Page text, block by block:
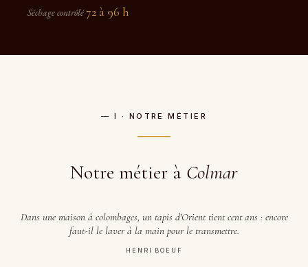
Séchage contrôlé72 à 96 h
— I · NOTRE MÉTIER
Notre métier à Colmar
Dans une maison à colombages, un tapis d'Orient tient cent ans : encore
faut-il le laver à la main pour le transmettre.
HENRI BOEUF